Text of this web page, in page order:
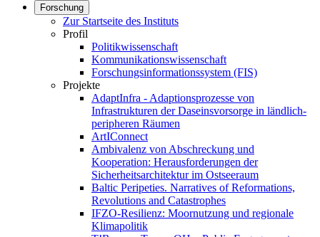
Forschung
Zur Startseite des Instituts
Profil
Politikwissenschaft
Kommunikationswissenschaft
Forschungsinformationssystem (FIS)
Projekte
AdaptInfra - Adaptionsprozesse von
Infrastrukturen der Daseinsvorsorge in ländlich-
peripheren Räumen
ArtIConnect
Ambivalenz von Abschreckung und
Kooperation: Herausforderungen der
Sicherheitsarchitektur im Ostseeraum
Baltic Peripeties. Narratives of Reformations,
Revolutions and Catastrophes
IFZO-Resilienz: Moornutzung und regionale
Klimapolitik